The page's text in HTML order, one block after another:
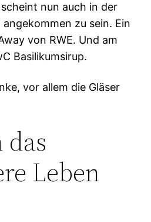
nun auch in der
zu sein. Ein
von RWE. Und am
Basilikumsirup.
vor allem die Gläser
das
Leben